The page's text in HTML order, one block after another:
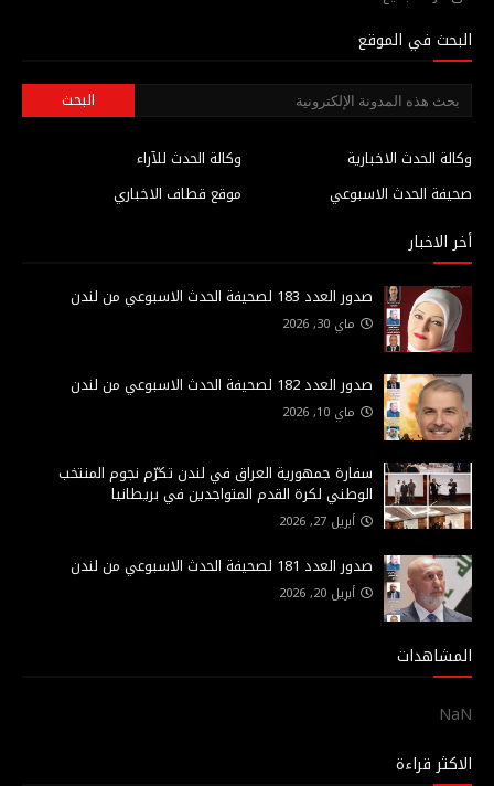
البحث في الموقع
وكالة الحدث للآراء
وكالة الحدث الاخبارية
موقع قطاف الاخباري
صحيفة الحدث الاسبوعي
أخر الاخبار
صدور العدد 183 لصحيفة الحدث الاسبوعي من لندن
ماي 30, 2026
صدور العدد 182 لصحيفة الحدث الاسبوعي من لندن
ماي 10, 2026
سفارة جمهورية العراق في لندن تكرّم نجوم المنتخب
الوطني لكرة القدم المتواجدين في بريطانيا
أبريل 27, 2026
صدور العدد 181 لصحيفة الحدث الاسبوعي من لندن
أبريل 20, 2026
المشاهدات
NaN
الاكثر قراءة